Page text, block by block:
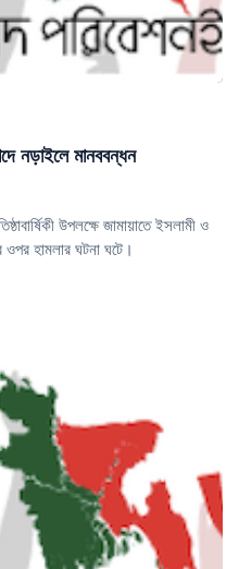
নড়াইলে মানববন্ধন
উপলক্ষে জামায়াতে ইসলামী ও
ওপর হামলার ঘটনা ঘটে।